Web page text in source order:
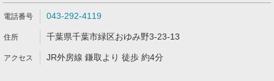
043-292-4119
千葉県千葉市緑区おゆみ野3-23-13
JR外房線 鎌取より 徒歩 約4分